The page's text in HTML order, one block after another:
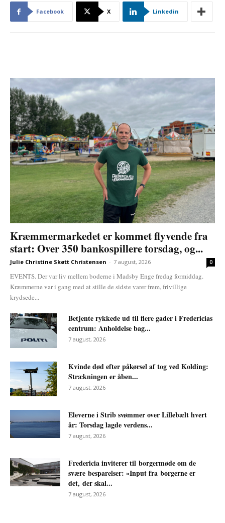
Facebook X Linkedin
Kræmmermarkedet er kommet flyvende fra
start: Over 350 bankospillere torsdag, og...
Julie Christine Skøtt Christensen - 7 august, 2026 0
EVENTS. Der var liv mellem boderne i Madsby Enge fredag formiddag.
Kræmmerne var i gang med at stille de sidste varer frem, frivillige
krydsede...
Betjente rykkede ud til flere gader i Fredericias
centrum: Anholdelse bag...
7 august, 2026
Kvinde død efter påkørsel af tog ved Kolding:
Strækningen er åben...
7 august, 2026
Eleverne i Strib svømmer over Lillebælt hvert
år: Torsdag lagde verdens...
7 august, 2026
Fredericia inviterer til borgermøde om de
svære besparelser: »Input fra borgerne er
det, der skal...
7 august, 2026